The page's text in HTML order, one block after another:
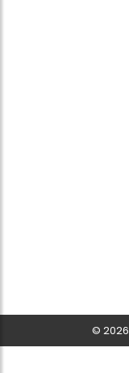
© 2026